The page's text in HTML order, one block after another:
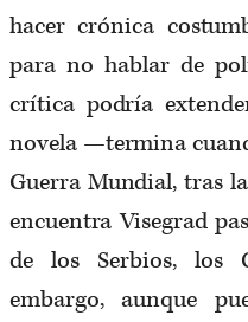
hacer crónica
para no hablar de
crítica podría
novela —termina
Guerra Mundial, tras
encuentra Visegrad
de los Serbios, los
embargo, aunque